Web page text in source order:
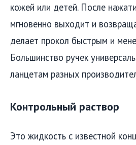
кожей или детей. После
мгновенно выходит и
делает прокол быстрым и
Большинство ручек
ланцетам разных
Контрольный раствор
Это жидкость с известной